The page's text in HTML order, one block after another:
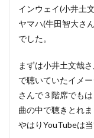
インウェイ(小井土
ヤマハ(牛田智大さ
でした。
まずは小井土文哉
で聴いていたイメ
さんで３階席でも
曲の中で聴きとれま
やはりYouTubeは